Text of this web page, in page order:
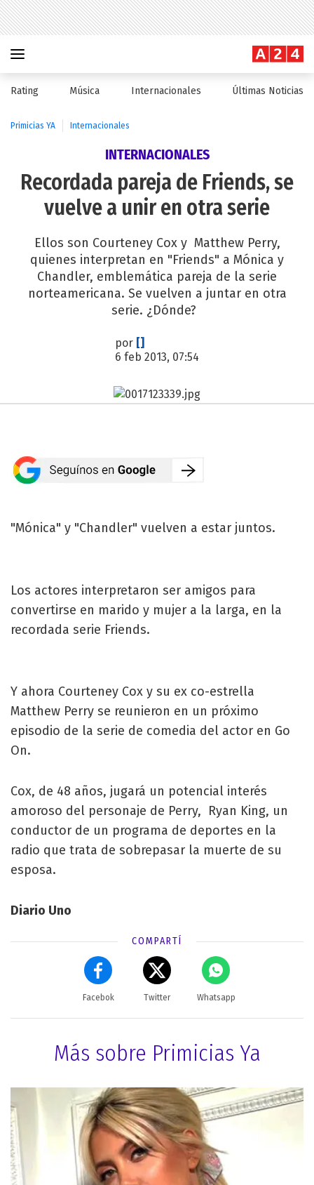
Rating Música Internacionales Últimas Noticias
Primicias YA Internacionales
INTERNACIONALES
Recordada pareja de Friends, se
vuelve a unir en otra serie
Ellos son Courteney Cox y Matthew Perry,
quienes interpretan en "Friends" a Mónica y
Chandler, emblemática pareja de la serie
norteamericana. Se vuelven a juntar en otra
serie. ¿Dónde?
por []
6 feb 2013, 07:54
"Mónica" y "Chandler" vuelven a estar juntos.
Los actores interpretaron ser amigos para
convertirse en marido y mujer a la larga, en la
recordada serie Friends.
Y ahora Courteney Cox y su ex co-estrella
Matthew Perry se reunieron en un próximo
episodio de la serie de comedia del actor en Go
On.
Cox, de 48 años, jugará un potencial interés
amoroso del personaje de Perry, Ryan King, un
conductor de un programa de deportes en la
radio que trata de sobrepasar la muerte de su
esposa.
Diario Uno
COMPARTÍ
Facebok Twitter Whatsapp
Más sobre Primicias Ya